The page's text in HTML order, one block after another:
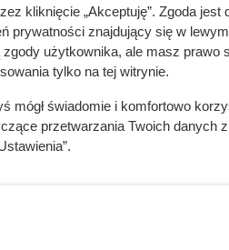
kliknięcie „Akceptuję”. Zgoda
prywatności znajdujący się w
użytkownika, ale masz prawo
tylko na tej witrynie.
mógł świadomie i komfortowo
przetwarzania Twoich danych